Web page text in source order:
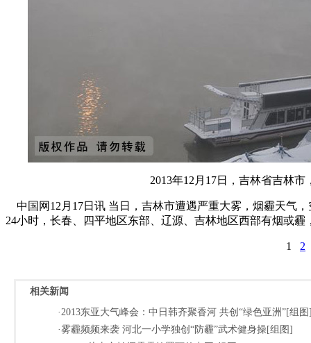
2013年12月17日，吉林省吉林
中国网12月17日讯 当日，吉林市遭遇严重大雾，烟霾天气
24小时，长春、四平地区东部、辽源、吉林地区西部有烟或霾
1 2
相关新闻
·2013东亚大气峰会：中日韩齐聚香河 共创“绿色亚洲”[组
·雾霾频频来袭 河北一小学独创“防霾”武术健身操[组图]